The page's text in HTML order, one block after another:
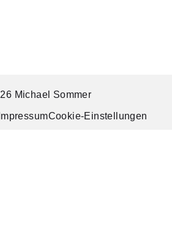
Michael Sommer
ImpressumCookie-Einstellungen